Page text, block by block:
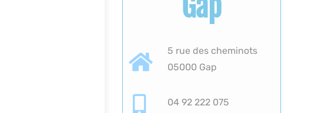
Gap
5 rue des cheminots
05000 Gap
04 92 222 075